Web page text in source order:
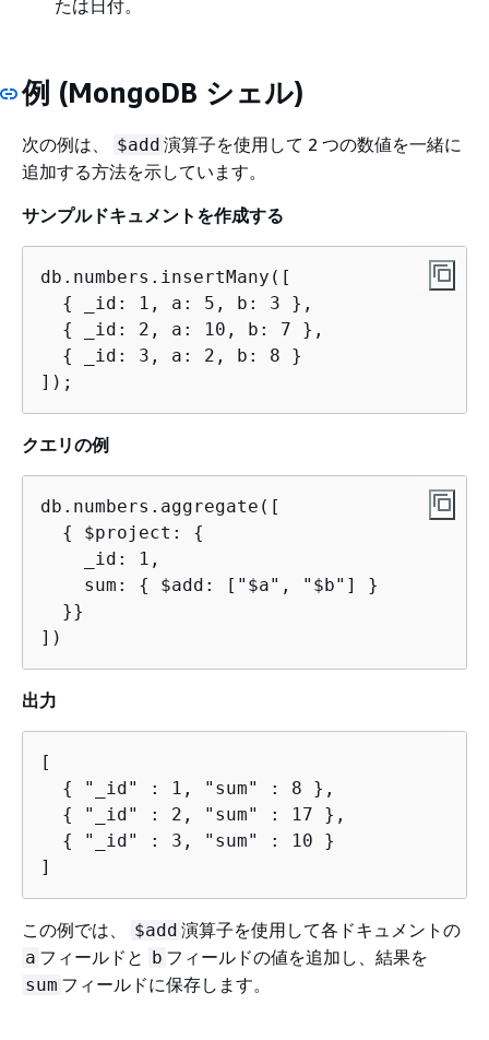
たは日付。
例 (MongoDB シェル)
次の例は、 $add 演算子を使用して 2 つの数値を一緒に
追加する方法を示しています。
サンプルドキュメントを作成する
db.numbers.insertMany([
{
_id: 1, a: 5, b: 3 },
{
_id: 2, a: 10, b: 7 },
{
_id: 3, a: 2, b: 8 }
]);
クエリの例
db.numbers.aggregate([
{
$project: {
    _id: 1,
    sum:
{
$add: ["$a", "$b"] }
  }}
])
出力
[
{
"_id" : 1, "sum" : 8 },
{
"_id" : 2, "sum" : 17 },
{
"_id" : 3, "sum" : 10 }
]
この例では、 $add 演算子を使用して各ドキュメントの
a フィールドと b フィールドの値を追加し、結果を
sum フィールドに保存します。